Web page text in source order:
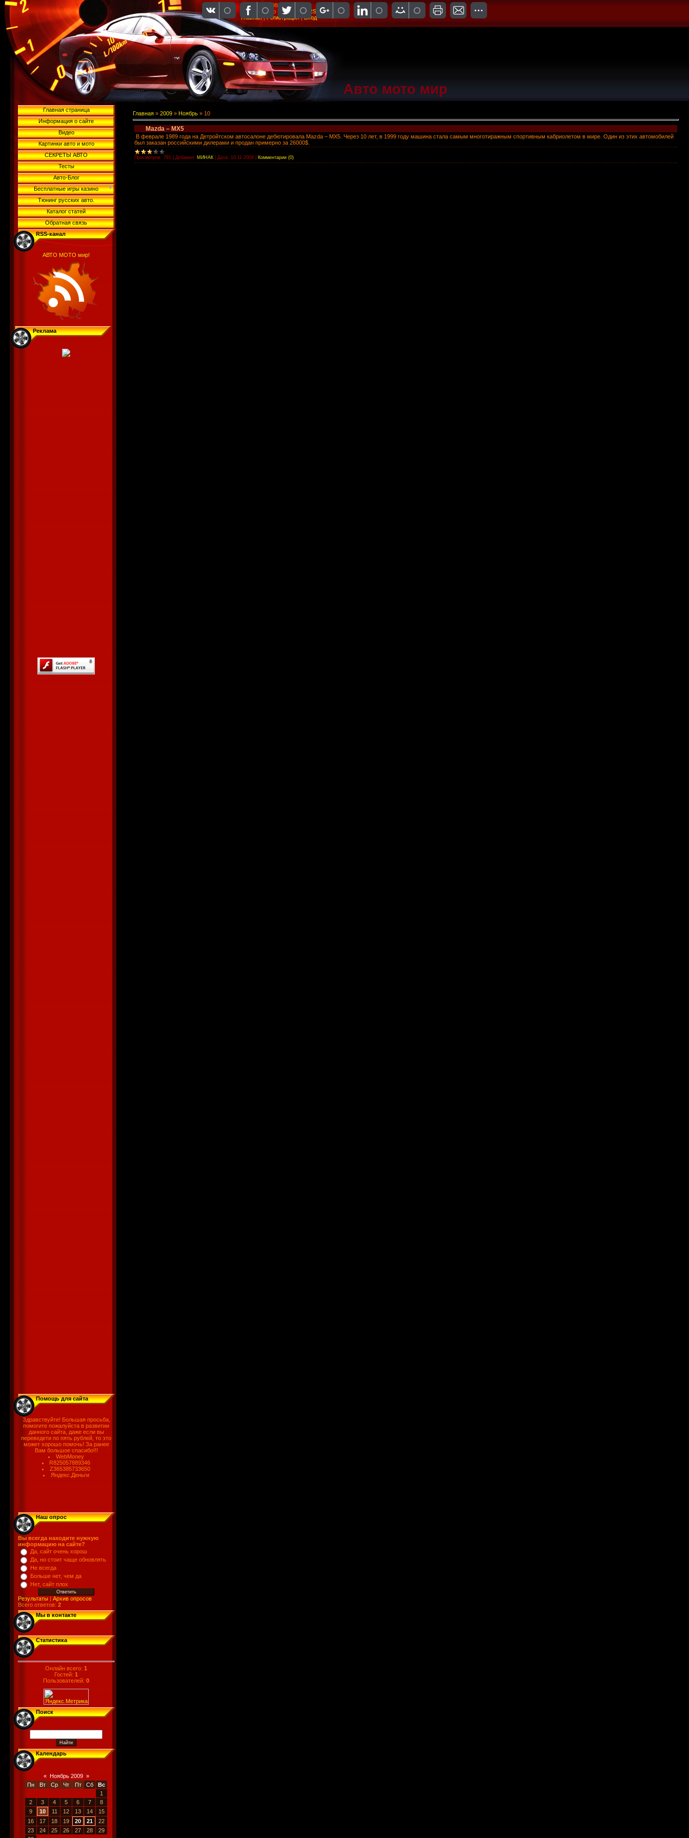
Четверг, 06.08.2026, 08:48
Приветствую Вас
Гость |
RSS
Главная|Регистрация|Вход
Авто мото мир
Главная страница
Информация о сайте
Видео
Картинки авто и мото
СЕКРЕТЫ АВТО
Тесты
Авто-Блог
Бесплатные игры казино
Тюнинг русских авто.
Каталог статей
Обратная связь
RSS-канал
АВТО МОТО мир!
Реклама
Помощь для сайта
Здравствуйте! Большая просьба,
помогите пожалуйста в развитии
данного сайта, даже если вы
переведети по пять рублей, то это
может хорошо помочь! За ранее
Вам большое спасибо!!!
WebMoney
R825057889346
Z365385733650
Яндекс.Деньги
Наш опрос
Вы всегда находите нужную
информацию на сайте?
Да, сайт очень хорош
Да, но стоит чаще обновлять
Не всегда
Больше нет, чем да
Нет, сайт плох
Результаты | Архив опросов
Всего ответов: 2
Мы в контакте
Статистика
Онлайн всего: 1
Гостей: 1
Пользователей: 0
Поиск
Календарь
« Ноябрь 2009 »
Пн
Вт Ср Чт Пт Сб
Вс
1
2
3 4 5 6 7
8
9
10 11 12 13 14
15
16
17 18 19 20 21
22
23
24 25 26 27 28
29
Главная » 2009 » Ноябрь » 10
Mazda – MX5
В феврале 1989 года на Детройтском автосалоне дебютировала Mazda – MX5. Через 10 лет, в 1999 году машина стала самым многотиражным спортивным кабриолетом в мире. Один из этих автомобилей
был заказан российскими дилерами и продан примерно за 26000$.
Просмотров: 781 Добавил: МИНАК Дата: 10.11.2009 Комментарии (0)